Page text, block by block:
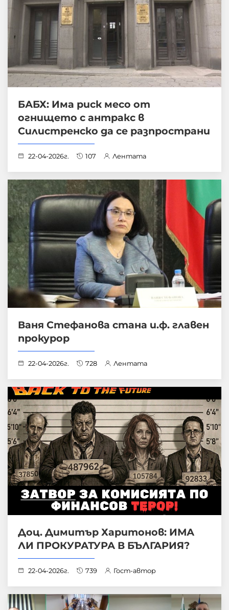
БАБХ: Има риск месо от
огнището с антракс в
Силистренско да се разпространи
22-04-2026г. 107 Лентата
Ваня Стефанова стана и.ф. главен
прокурор
22-04-2026г. 728 Лентата
Доц. Димитър Харитонов: ИМА
ЛИ ПРОКУРАТУРА В БЪЛГАРИЯ?
22-04-2026г. 739 Гост-автор